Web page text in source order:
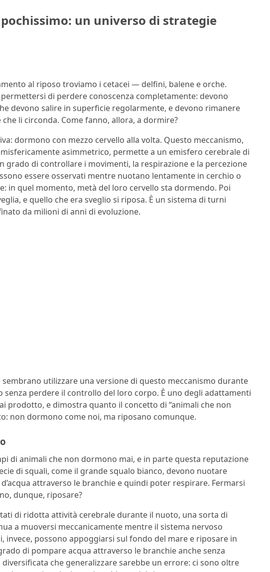
un universo di strategie
al riposo troviamo i cetacei — delfini, balene e orche.
di perdere conoscenza completamente: devono
devono salire in superficie regolarmente, e devono rimanere
li circonda. Come fanno, allora, a dormire?
dormono con mezzo cervello alla volta. Questo meccanismo,
asimmetrico, permette a un emisfero cerebrale di
grado di controllare i movimenti, la respirazione e la percezione
essere osservati mentre nuotano lentamente in cerchio o
in quel momento, metà del loro cervello sta dormendo. Poi
e quello che era sveglio si riposa. È un sistema di turni
da milioni di anni di evoluzione.
utilizzare una versione di questo meccanismo durante
perdere il controllo del loro corpo. È uno degli adattamenti
prodotto, e dimostra quanto il concetto di “animali che non
non dormono come noi, ma riposano comunque.
di animali che non dormono mai, e in parte questa reputazione
di squali, come il grande squalo bianco, devono nuotare
attraverso le branchie e quindi poter respirare. Fermarsi
dunque, riposare?
di ridotta attività cerebrale durante il nuoto, una sorta di
a muoversi meccanicamente mentre il sistema nervoso
invece, possono appoggiarsi sul fondo del mare e riposare in
di pompare acqua attraverso le branchie anche senza
che generalizzare sarebbe un errore: ci sono oltre